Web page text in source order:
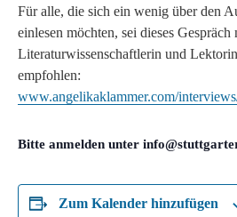
Für alle, die sich ein wenig über den
einlesen möchten, sei dieses
Literaturwissenschaftlerin und
empfohlen:
www.angelikaklammer.com/
Bitte anmelden unter
Zum Kalender hinzufügen